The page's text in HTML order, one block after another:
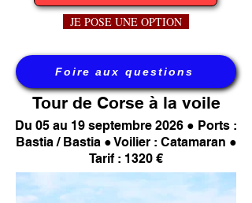
JE POSE UNE OPTION
Foire aux questions
Tour de Corse à la voile
Du 05 au 19 septembre 2026 ● Ports :
Bastia / Bastia ● Voilier : Catamaran ●
Tarif : 1320 €